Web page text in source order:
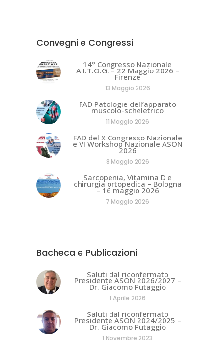
Convegni e Congressi
14° Congresso Nazionale
A.I.T.O.G. – 22 Maggio 2026 –
Firenze
13 Maggio 2026
FAD Patologie dell’apparato
muscolo-scheletrico
11 Maggio 2026
FAD del X Congresso Nazionale
e VI Workshop Nazionale ASON
2026
8 Maggio 2026
Sarcopenia, Vitamina D e
chirurgia ortopedica – Bologna
– 16 maggio 2026
7 Maggio 2026
Bacheca e Publicazioni
Saluti dal riconfermato
Presidente ASON 2026/2027 –
Dr. Giacomo Putaggio
1 Aprile 2026
Saluti dal riconfermato
Presidente ASON 2024/2025 –
Dr. Giacomo Putaggio
1 Novembre 2023